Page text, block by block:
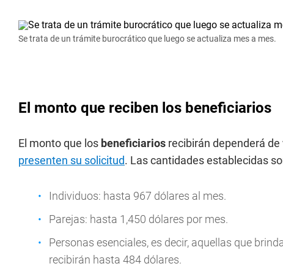
Se trata de un trámite burocrático que luego se actualiza mes a mes.
El monto que reciben los beneficiarios
El monto que los beneficiarios recibirán dependerá
presenten su solicitud. Las cantidades establecidas
Individuos: hasta 967 dólares al mes.
Parejas: hasta 1,450 dólares por mes.
Personas esenciales, es decir, aquellas que
recibirán hasta 484 dólares.